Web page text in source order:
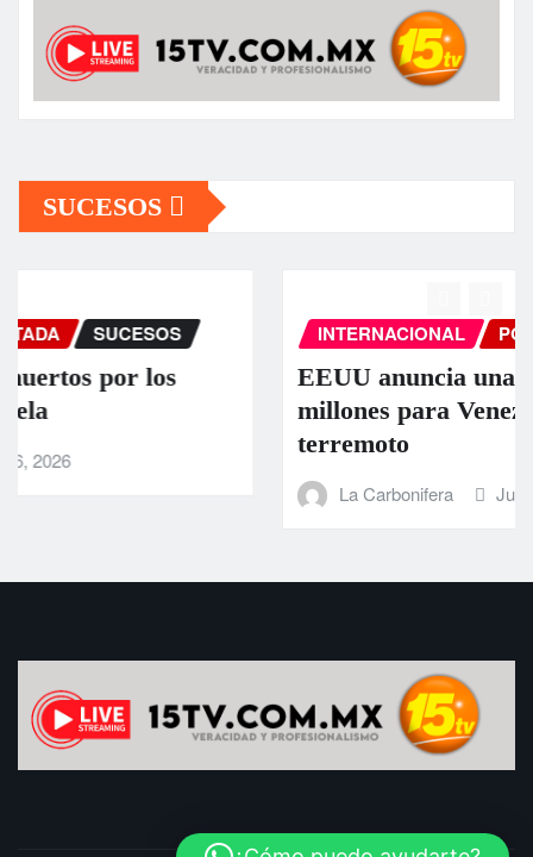
SUCESOS
INTERNACIONAL PORTADA SUCESOS
EEUU anuncia una ayuda de 130
millones para Venezuela tras el doble
Jun 25, 2026